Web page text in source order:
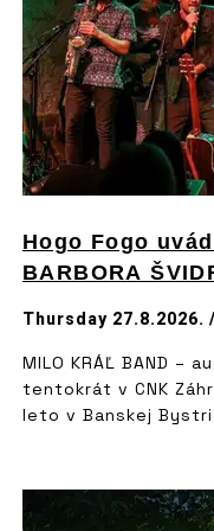
Hogo Fogo
BARBORA
Thursday 27.8.2026.
MILO KRÁĽ BAND –
tentokrát v CNK Záhrada Už sa stalo
leto v Banskej
kapely. Tento koncert je pre nás každoročne
čerešničkou na